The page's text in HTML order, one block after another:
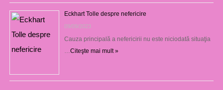
Eckhart Tolle despre nefericire
09/09/2023
Cauza principală a nefericirii nu este niciodată situaţia
Citeşte mai mult »